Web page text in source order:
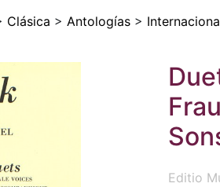
Clásica > Antologías >
Editio